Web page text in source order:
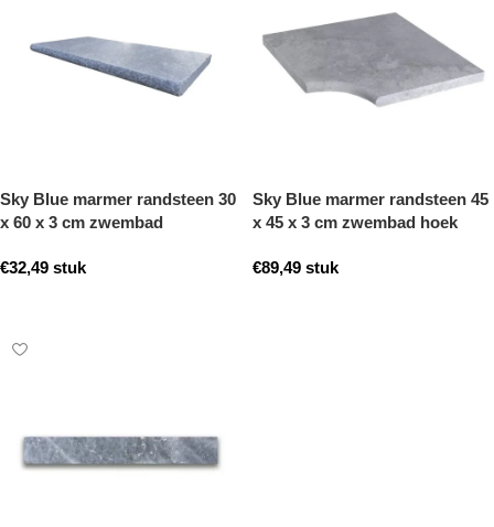
Sky Blue marmer randsteen 30
x 60 x 3 cm zwembad
€32,49 stuk
Sky Blue marmer randsteen 45
x 45 x 3 cm zwembad hoek
€89,49 stuk